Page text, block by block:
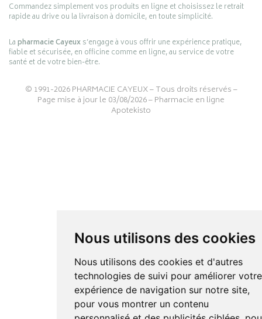
Nous utilisons des cookies
Nous utilisons des cookies et d'autres
technologies de suivi pour améliorer votre
expérience de navigation sur notre site,
pour vous montrer un contenu
Commandez simplement vos produits en ligne et choisissez le retrait
rapide au drive ou la livraison à domicile, en toute simplicité.
Lapharmacie Cayeuxs’engage à vous offrir une expérience pratique,
fiable et sécurisée, en officine comme en ligne, au service de votre
santé et de votre bien-être.
© 1991-2026PHARMACIE CAYEUX– Tous droits réservés –
Page mise à jour le 03/08/2026 –Pharmacie en ligne
Apotekisto